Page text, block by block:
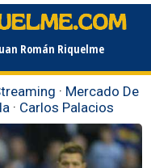
Román Riquelme
· Mercado De
· Carlos Palacios